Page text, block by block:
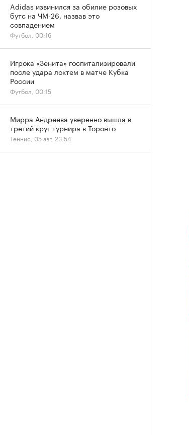
Adidas извинился за обилие розовых
бутс на ЧМ-26, назвав это
совпадением
Футбол, 00:16
Игрока «Зенита» госпитализировали
после удара локтем в матче Кубка
России
Футбол, 00:15
Мирра Андреева уверенно вышла в
третий круг турнира в Торонто
Теннис, 05 авг, 23:54